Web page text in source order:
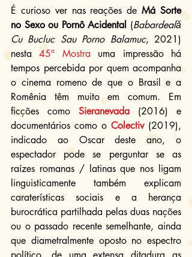
É curioso ver nas reações de Má Sorte
no Sexo ou Pornô Acidental (Babardeală
Cu Bucluc Sau Porno Balamuc, 2021)
nesta 45ª Mostra uma impressão há
tempos percebida por quem acompanha
o cinema romeno de que o Brasil e a
Romênia têm muito em comum. Em
ficções como Sieranevada (2016) e
documentários como o Colectiv (2019),
indicado ao Oscar deste ano, o
espectador pode se perguntar se as
raízes romanas / latinas que nos ligam
linguisticamente também explicam
caraterísticas sociais e a herança
burocrática partilhada pelas duas nações
ou o passado recente semelhante, ainda
que diametralmente oposto no espectro